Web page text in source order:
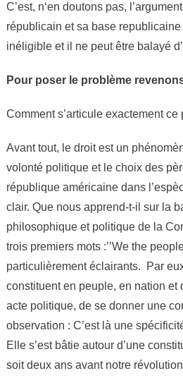
C’est, n‘en doutons pas,
républicain et sa base
inéligible et il ne peut être balayé
Pour poser le problème
Comment s’articule exactement ce
Avant tout, le droit est un
volonté politique et le choix des
république américaine dans
clair. Que nous apprend-t-il sur la
philosophique et politique de la
trois premiers mots :’’We the
particulièrement éclairants. Par
constituent en peuple, en nation et
acte politique, de se donner une
observation : C’est là une
Elle s’est bâtie autour d’une
soit deux ans avant notre